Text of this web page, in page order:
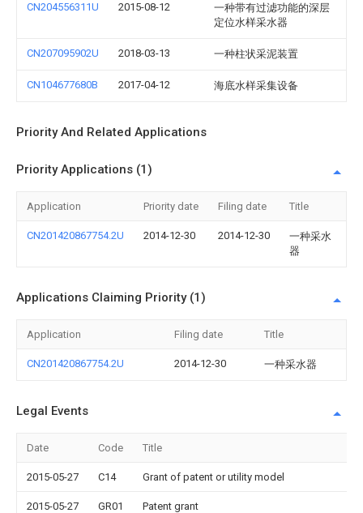
CN204556311U 2015-08-12
一种带有过滤功能的深层
定位水样采水器
CN207095902U 2018-03-13 一种柱状采泥装置
CN104677680B 2017-04-12 海底水样采集设备
Priority And Related Applications
Priority Applications (1)
Application Priority date Filing date Title
CN201420867754.2U 2014-12-30 2014-12-30
一种采水
器
Applications Claiming Priority (1)
Application Filing date Title
CN201420867754.2U 2014-12-30 一种采水器
Legal Events
Date Code Title
2015-05-27 C14 Grant of patent or utility model
2015-05-27 GR01 Patent grant